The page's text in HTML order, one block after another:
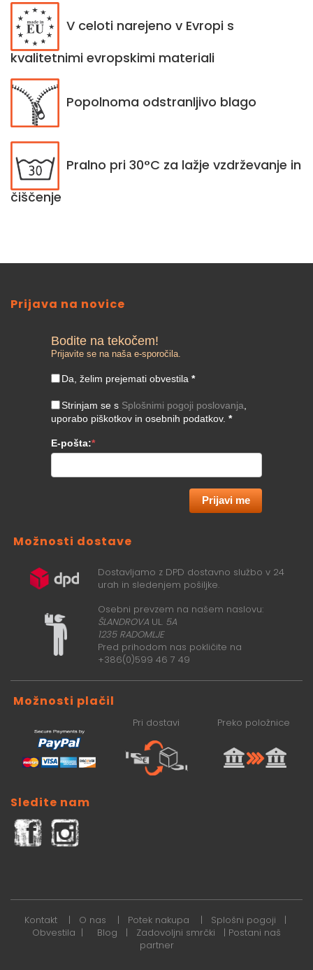
V celoti narejeno v Evropi s
kvalitetnimi evropskimi materiali
Popolnoma odstranljivo blago
Pralno pri 30°C za lažje vzdrževanje in
čiščenje
Prijava na novice
Bodite na tekočem!
Prijavite se na naša e-sporočila.
Da, želim prejemati obvestila *
Strinjam se s Splošnimi pogoji poslovanja
uporabo piškotkov in osebnih podatkov. *
E-pošta:*
Prijavi me
Možnosti dostave
Dostavljamo z DPD dostavno službo v 24
urah in sledenjem pošiljke.
Osebni prevzem na našem naslovu:
ŠLANDROVA UL. 5A
1235 RADOMLJE
Pred prihodom nas pokličite na
+386(0)599 46 7 49
Možnosti plačil
Pri dostavi Preko položnice
Sledite nam
Kontakt | O nas | Potek nakupa | Splošni pogoji
|
Obvestila | Blog | Zadovoljni smrčki | Postani naš
partner